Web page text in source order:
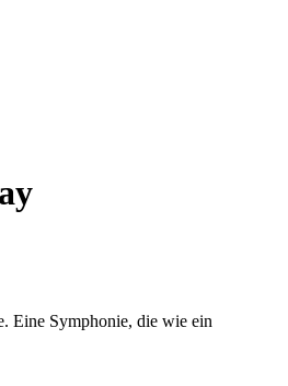
Eine Symphonie, die wie ein